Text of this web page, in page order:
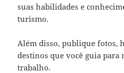
suas habilidades e
turismo.
Além disso, publique fotos,
destinos que você guia para
trabalho.